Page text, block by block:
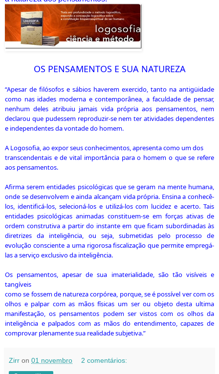
OS PENSAMENTOS E SUA NATUREZA
“Apesar de filósofos e sábios haverem exercido, tanto na antigüidade
como nas idades moderna e contemporânea, a faculdade de pensar,
nenhum deles atribuiu jamais vida própria aos pensamentos, nem
declarou que pudessem reproduzir-se nem ter atividades dependentes
e independentes da vontade do homem.
A Logosofia, ao expor seus conhecimentos, apresenta como um dos
transcendentais e de vital importância para o homem o que se refere
aos pensamentos.
Afirma serem entidades psicológicas que se geram na mente humana,
onde se desenvolvem e ainda alcançam vida própria. Ensina a conhecê-
los, identificá-los, selecioná-los e utilizá-los com lucidez e acerto. Tais
entidades psicológicas animadas constituem-se em forças ativas de
ordem construtiva a partir do instante em que ficam subordinadas às
diretrizes da inteligência, ou seja, submetidas pelo processo de
evolução consciente a uma rigorosa fiscalização que permite empregá-
las a serviço exclusivo da inteligência.
Os pensamentos, apesar de sua imaterialidade, são tão visíveis e
tangíveis
como se fossem de natureza corpórea, porque, se é possível ver com os
olhos e palpar com as mãos físicas um ser ou objeto desta ultima
manifestação, os pensamentos podem ser vistos com os olhos da
inteligência e palpados com as mãos do entendimento, capazes de
comprovar plenamente sua realidade subjetiva.”
Zirr on 01 novembro 2 comentários: